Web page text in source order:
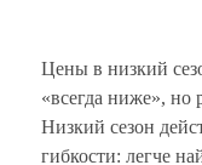
Цены в низкий
«всегда ниже», но
Низкий сезон
гибкости: легче